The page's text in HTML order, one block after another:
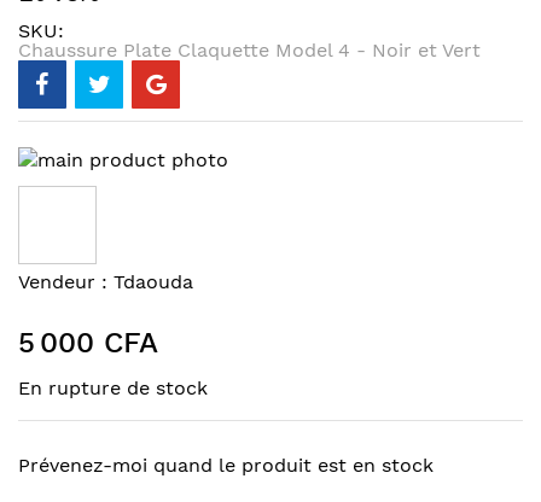
SKU
Chaussure Plate Claquette Model 4 - Noir et Vert
Skip
to
of
the
gallery
Skip
the
beginning
of
gallery
Vendeur : Tdaouda
5 000 CFA
En rupture de stock
Prévenez-moi quand le produit est en stock